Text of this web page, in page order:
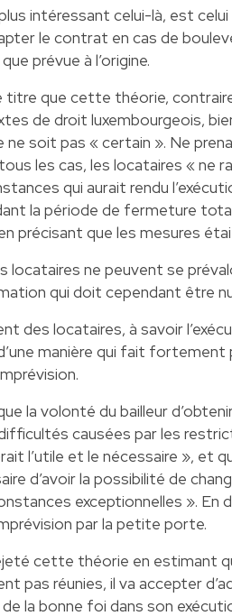
intéressant celui-là, est
le contrat en cas de
prévue à l’origine.
titre que cette théorie,
de droit luxembourgeois,
ne soit pas « certain ». Ne
les cas, les locataires « ne
qui aurait rendu
la période de fermeture
précisant que les mesures
locataires ne peuvent se
qui doit cependant être
des locataires, à savoir
manière qui fait fortement
la volonté du bailleur
causées par les
l’utile et le nécessaire », et
d’avoir la possibilité de
exceptionnelles ». En
par la petite porte.
cette théorie en estimant
pas réunies, il va accepter
la bonne foi dans son